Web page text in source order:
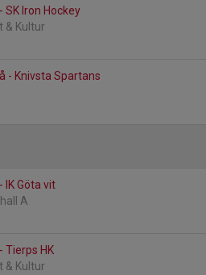
SK Iron Hockey
& Kultur
- Knivsta Spartans
IK Göta vit
A
Tierps HK
& Kultur